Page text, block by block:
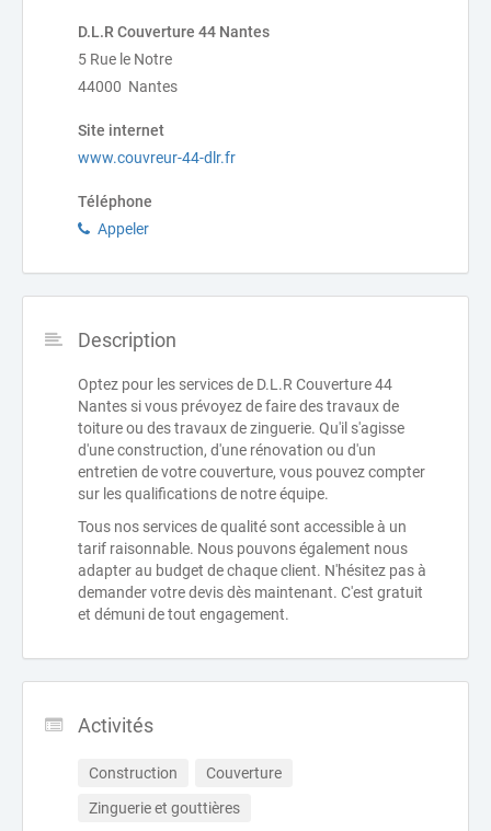
D.L.R Couverture 44 Nantes
5 Rue le Notre
44000 Nantes
Site internet
www.couvreur-44-dlr.fr
Téléphone
Appeler
Description
Optez pour les services de D.L.R Couverture 44
Nantes si vous prévoyez de faire des travaux de
toiture ou des travaux de zinguerie. Qu'il s'agisse
d'une construction, d'une rénovation ou d'un
entretien de votre couverture, vous pouvez compter
sur les qualifications de notre équipe.
Tous nos services de qualité sont accessible à un
tarif raisonnable. Nous pouvons également nous
adapter au budget de chaque client. N'hésitez pas à
demander votre devis dès maintenant. C'est gratuit
et démuni de tout engagement.
Activités
Construction
Couverture
Zinguerie et gouttières